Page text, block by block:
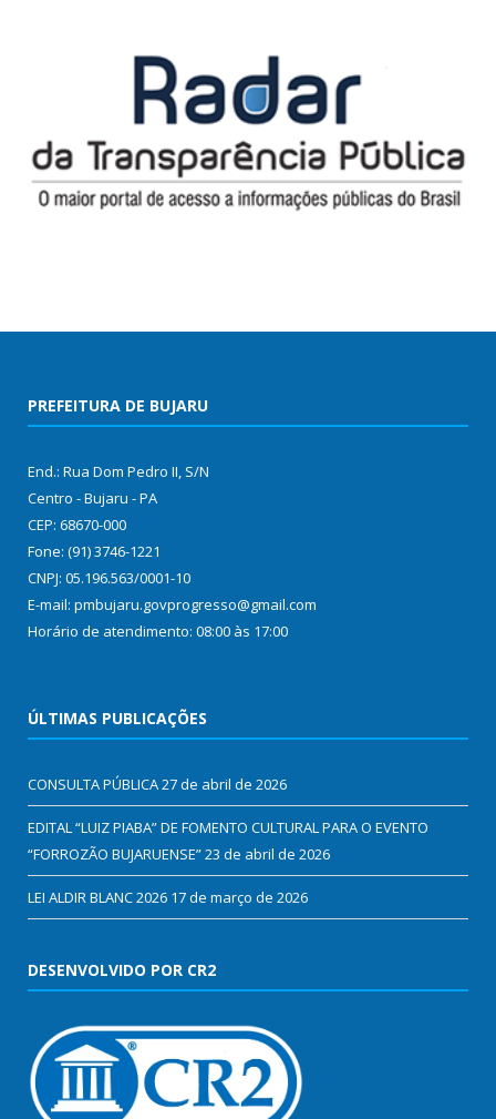
PREFEITURA DE BUJARU
End.: Rua Dom Pedro II, S/N
Centro - Bujaru - PA
CEP: 68670-000
Fone: (91) 3746-1221
CNPJ: 05.196.563/0001-10
E-mail: pmbujaru.govprogresso@gmail.com
Horário de atendimento: 08:00 às 17:00
ÚLTIMAS PUBLICAÇÕES
CONSULTA PÚBLICA27 de abril de 2026
EDITAL “LUIZ PIABA” DE FOMENTO CULTURAL PARA O EVENTO
“FORROZÃO BUJARUENSE”23 de abril de 2026
LEI ALDIR BLANC 2026 17 de março de 2026
DESENVOLVIDO POR CR2